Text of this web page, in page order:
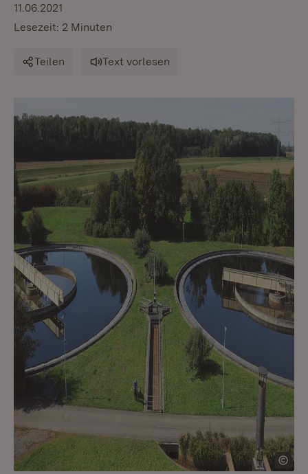
11.06.2021
Lesezeit: 2 Minuten
Teilen Text vorlesen